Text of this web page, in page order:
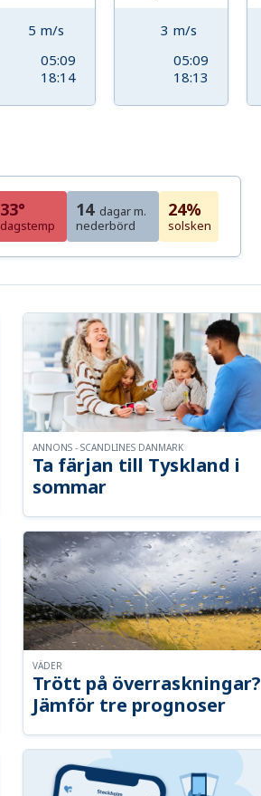
5 m/s
05:09
18:14
3 m/s
05:09
18:13
33°
dagstemp
14 dagar m.
nederbörd
24%
solsken
Ta färjan till Tyskland i
sommar
ANNONS - SCANDLINES DANMARK
Trött på överraskningar?
Jämför tre prognoser
VÄDER